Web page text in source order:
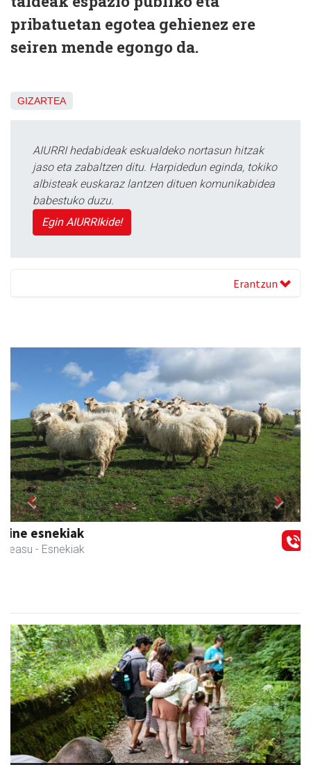
pribatuetan egotea gehienez ere
seiren mende egongo da.
GIZARTEA
AIURRI hedabideak eskualdeko nortasun hitzak
jaso eta zabaltzen ditu. Harpidedun eginda, tokiko
albisteak euskaraz lantzen dituen komunikabidea
babestuko duzu.
Egin AIURRIkide!
Erantzun
Amasa-Villabonako Udala
Amasa-Villabona
Previous Next